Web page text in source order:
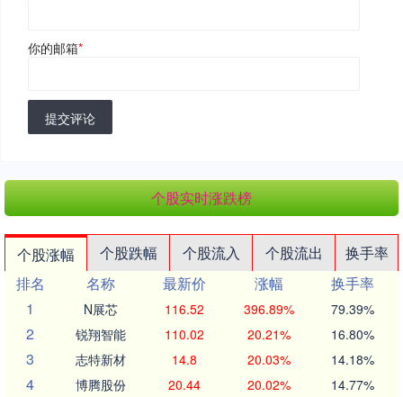
你的邮箱*
提交评论
个股实时涨跌榜
个股涨幅 个股跌幅 个股流入 个股流出
换手率
排名
名称 最新价 涨幅
换手率
1
N展芯 116.52 396.89% 79.39%
2 锐翔智能 110.02 20.21% 16.80%
3 志特新材 14.8 20.03% 14.18%
4 博腾股份 20.44 20.02% 14.77%